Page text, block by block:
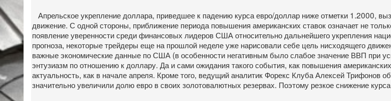
Апрельское укрепление доллара, приведшее к падению курса евро/доллар ниже отметки 1.2000,
движение. С одной стороны, приближение периода повышения американских ставок означает не
появление уверенности среди финансовых лидеров США относительно дальнейшего укрепления
прогноза, некоторые трейдеры еще на прошлой неделе уже нарисовали себе цель нисходящего
важные экономические данные по США (в особенности негативным было слабое значение ВВП при
энтузиазм по отношению к доллару. Да и сами ожидания такого события, как повышения
актуальность, как в начале апреля. Кроме того, ведущий аналитик Форекс Клуба Алексей Трифонов
значительно увеличили долю евро в своих золотовалютных резервах. Поэтому резкое снижение